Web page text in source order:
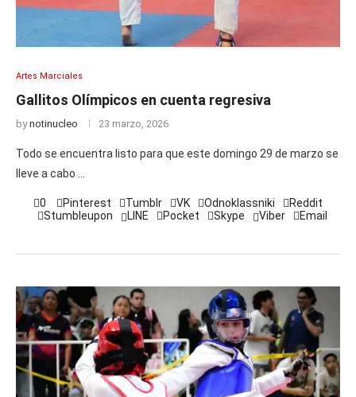
Artes Marciales
Gallitos Olímpicos en cuenta regresiva
bynotinucleo 23 marzo, 2026
Todo se encuentra listo para que este domingo 29 de marzo se
lleve a cabo …
0 Pinterest Tumblr VK Odnoklassniki
Reddit
Stumbleupon
LINE Pocket Skype Viber Email